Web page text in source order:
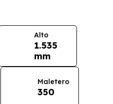
Alto
1.535
mm
Maletero
350